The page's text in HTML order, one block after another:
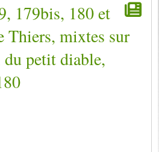
179bis, 180 et
Thiers, mixtes sur
petit diable,